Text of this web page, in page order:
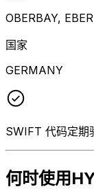
OBERBAY,
国家
GERMANY
SWIFT 代码定期
何时使用